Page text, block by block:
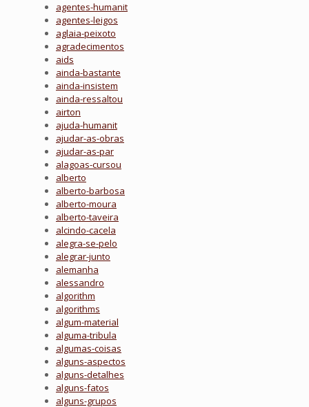
agentes-humanit
agentes-leigos
aglaia-peixoto
agradecimentos
aids
ainda-bastante
ainda-insistem
ainda-ressaltou
airton
ajuda-humanit
ajudar-as-obras
ajudar-as-par
alagoas-cursou
alberto
alberto-barbosa
alberto-moura
alberto-taveira
alcindo-cacela
alegra-se-pelo
alegrar-junto
alemanha
alessandro
algorithm
algorithms
algum-material
alguma-tribula
algumas-coisas
alguns-aspectos
alguns-detalhes
alguns-fatos
alguns-grupos